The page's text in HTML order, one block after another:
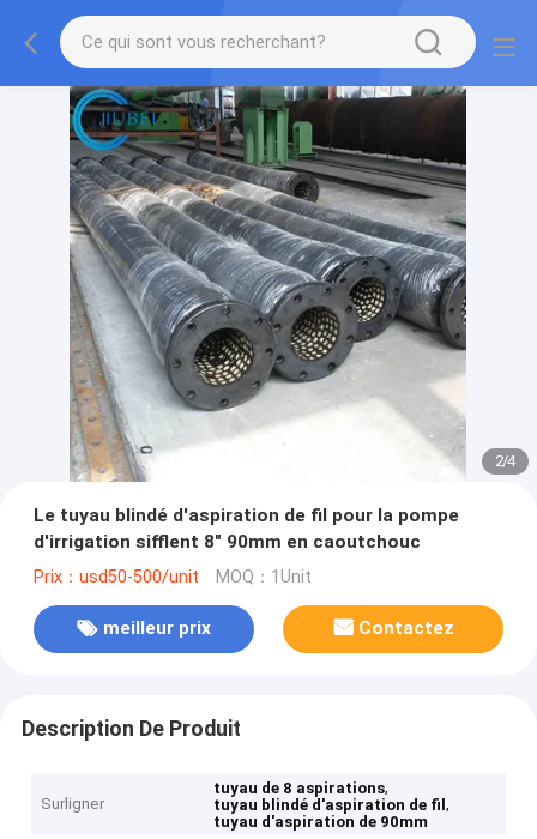
2/4
Le tuyau blindé d'aspiration de fil pour la pompe
d'irrigation sifflent 8" 90mm en caoutchouc
Prix：usd50-500/unit MOQ：1Unit
meilleur prix Contactez
Description De Produit
Surligner
tuyau de 8 aspirations,
tuyau blindé d'aspiration de fil,
tuyau d'aspiration de 90mm